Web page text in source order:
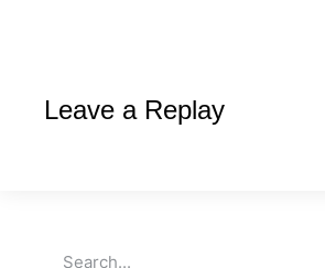
Leave a Replay